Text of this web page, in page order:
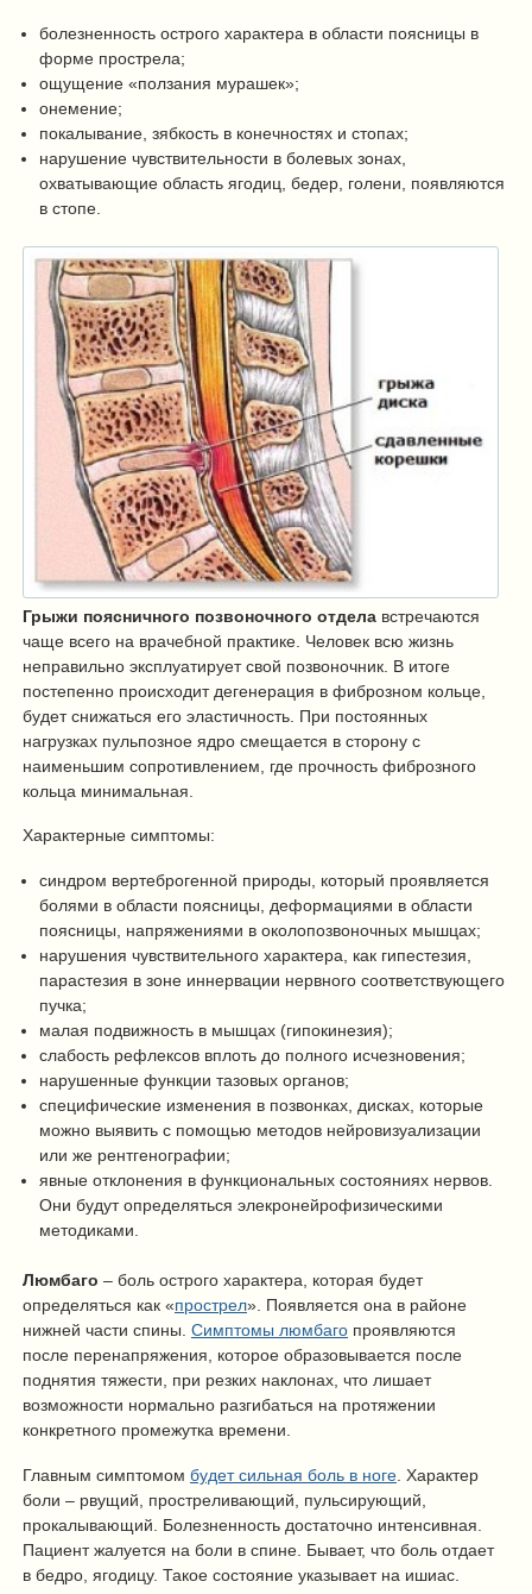
болезненность острого характера в области поясницы в
форме прострела;
ощущение «ползания мурашек»;
онемение;
покалывание, зябкость в конечностях и стопах;
нарушение чувствительности в болевых зонах,
охватывающие область ягодиц, бедер, голени, появляются
в стопе.
Грыжи поясничного позвоночного отдела встречаются
чаще всего на врачебной практике. Человек всю жизнь
неправильно эксплуатирует свой позвоночник. В итоге
постепенно происходит дегенерация в фиброзном кольце,
будет снижаться его эластичность. При постоянных
нагрузках пульпозное ядро смещается в сторону с
наименьшим сопротивлением, где прочность фиброзного
кольца минимальная.
Характерные симптомы:
синдром вертеброгенной природы, который проявляется
болями в области поясницы, деформациями в области
поясницы, напряжениями в околопозвоночных мышцах;
нарушения чувствительного характера, как гипестезия,
парастезия в зоне иннервации нервного соответствующего
пучка;
малая подвижность в мышцах (гипокинезия);
слабость рефлексов вплоть до полного исчезновения;
нарушенные функции тазовых органов;
специфические изменения в позвонках, дисках, которые
можно выявить с помощью методов нейровизуализации
или же рентгенографии;
явные отклонения в функциональных состояниях нервов.
Они будут определяться элекронейрофизическими
методиками.
Люмбаго – боль острого характера, которая будет
определяться как «прострел». Появляется она в районе
нижней части спины. Симптомы люмбаго проявляются
после перенапряжения, которое образовывается после
поднятия тяжести, при резких наклонах, что лишает
возможности нормально разгибаться на протяжении
конкретного промежутка времени.
Главным симптомом будет сильная боль в ноге . Характер
боли – рвущий, простреливающий, пульсирующий,
прокалывающий. Болезненность достаточно интенсивная.
Пациент жалуется на боли в спине. Бывает, что боль отдает
в бедро, ягодицу. Такое состояние указывает на ишиас.